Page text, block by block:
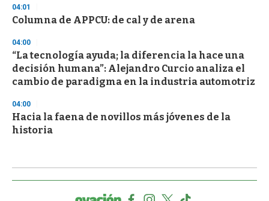
04:01
Columna de APPCU: de cal y de arena
04:00
“La tecnología ayuda; la diferencia la hace una
decisión humana”: Alejandro Curcio analiza el
cambio de paradigma en la industria automotriz
04:00
Hacia la faena de novillos más jóvenes de la
historia